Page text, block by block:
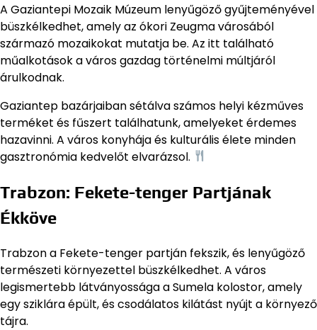
A Gaziantepi Mozaik Múzeum lenyűgöző gyűjteményével
büszkélkedhet, amely az ókori Zeugma városából
származó mozaikokat mutatja be. Az itt található
műalkotások a város gazdag történelmi múltjáról
árulkodnak.
Gaziantep bazárjaiban sétálva számos helyi kézműves
terméket és fűszert találhatunk, amelyeket érdemes
hazavinni. A város konyhája és kulturális élete minden
gasztronómia kedvelőt elvarázsol.
Trabzon: Fekete-tenger Partjának
Ékköve
Trabzon a Fekete-tenger partján fekszik, és lenyűgöző
természeti környezettel büszkélkedhet. A város
legismertebb látványossága a Sumela kolostor, amely
egy sziklára épült, és csodálatos kilátást nyújt a környező
tájra.